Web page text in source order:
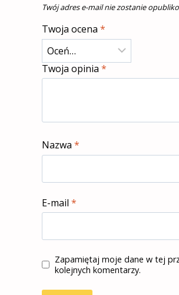
Twój adres e-mail nie zostanie
Twoja ocena*
Twoja opinia*
Nazwa*
E-mail*
Zapamiętaj moje dane w tej
kolejnych komentarzy.